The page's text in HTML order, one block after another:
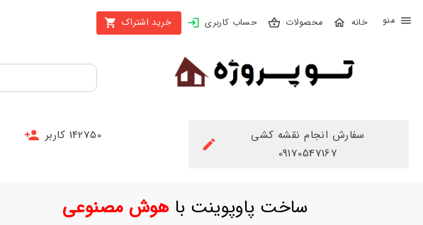
محصولات حساب کاربری خرید اشتراک
بستن
محصولات
سفارش انجام نقشه کشی
09170547167
142750 کاربر
ساخت پاوپوینت باهوش مصنوعی